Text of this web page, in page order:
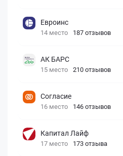
Евроинс
14 место 187 отзывов
АК БАРС
15 место 210 отзывов
Согласие
16 место 146 отзывов
Капитал Лайф
17 место 173 отзыва